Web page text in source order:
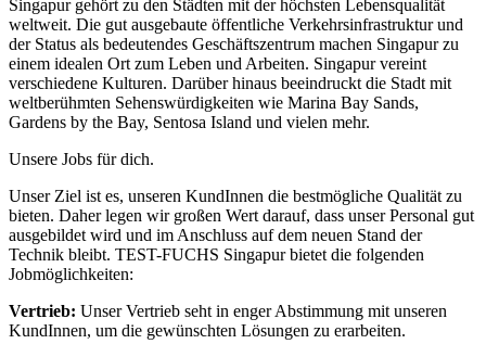
Singapur gehört zu den Städten mit der höchsten Lebensqualität
weltweit. Die gut ausgebaute öffentliche Verkehrsinfrastruktur und
der Status als bedeutendes Geschäftszentrum machen Singapur zu
einem idealen Ort zum Leben und Arbeiten. Singapur vereint
verschiedene Kulturen. Darüber hinaus beeindruckt die Stadt mit
weltberühmten Sehenswürdigkeiten wie Marina Bay Sands,
Gardens by the Bay, Sentosa Island und vielen mehr.
Unsere Jobs für dich.
Unser Ziel ist es, unseren KundInnen die bestmögliche Qualität zu
bieten. Daher legen wir großen Wert darauf, dass unser Personal gut
ausgebildet wird und im Anschluss auf dem neuen Stand der
Technik bleibt. TEST-FUCHS Singapur bietet die folgenden
Jobmöglichkeiten:
Vertrieb: Unser Vertrieb seht in enger Abstimmung mit unseren
KundInnen, um die gewünschten Lösungen zu erarbeiten.